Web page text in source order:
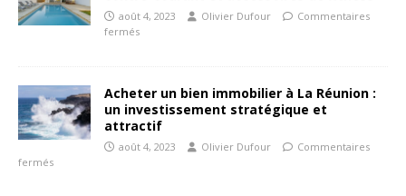
août 4, 2023 Olivier Dufour
Commentaires
fermés
Acheter un bien immobilier à La Réunion :
un investissement stratégique et
attractif
août 4, 2023 Olivier Dufour
Commentaires
fermés